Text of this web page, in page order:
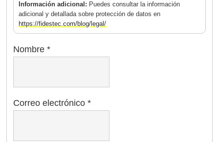
Información adicional: Puedes consultar la información
adicional y detallada sobre protección de datos en
https://fidestec.com/blog/legal/
Nombre*
Correo electrónico*